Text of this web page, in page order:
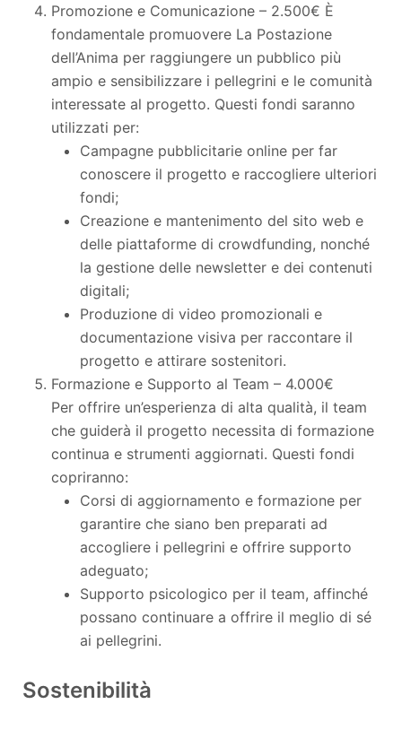
Promozione e Comunicazione – 2.500€ È
fondamentale promuovere La Postazione
dell’Anima per raggiungere un pubblico più
ampio e sensibilizzare i pellegrini e le comunità
interessate al progetto. Questi fondi saranno
utilizzati per:
Campagne pubblicitarie online per far
conoscere il progetto e raccogliere ulteriori
fondi;
Creazione e mantenimento del sito web e
delle piattaforme di crowdfunding, nonché
la gestione delle newsletter e dei contenuti
digitali;
Produzione di video promozionali e
documentazione visiva per raccontare il
progetto e attirare sostenitori.
Formazione e Supporto al Team – 4.000€
Per offrire un’esperienza di alta qualità, il team
che guiderà il progetto necessita di formazione
continua e strumenti aggiornati. Questi fondi
copriranno:
Corsi di aggiornamento e formazione per
garantire che siano ben preparati ad
accogliere i pellegrini e offrire supporto
adeguato;
Supporto psicologico per il team, affinché
possano continuare a offrire il meglio di sé
ai pellegrini.
Sostenibilità